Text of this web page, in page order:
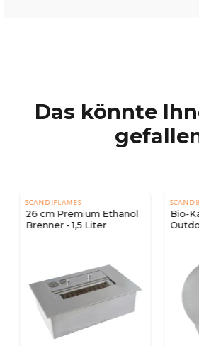
Das könnte
SCANDIFLAMES
Bio-Kamin
Outdoorbrenner - Rund -
Ø19